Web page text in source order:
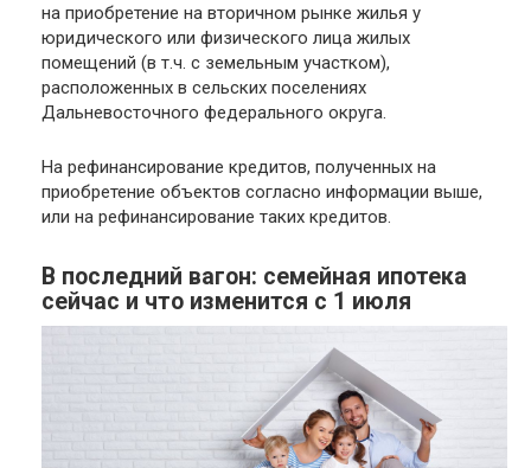
на приобретение на вторичном рынке жилья у
юридического или физического лица жилых
помещений (в т.ч. с земельным участком),
расположенных в сельских поселениях
Дальневосточного федерального округа.
На рефинансирование кредитов, полученных на
приобретение объектов согласно информации выше,
или на рефинансирование таких кредитов.
В последний вагон: семейная ипотека
сейчас и что изменится с 1 июля